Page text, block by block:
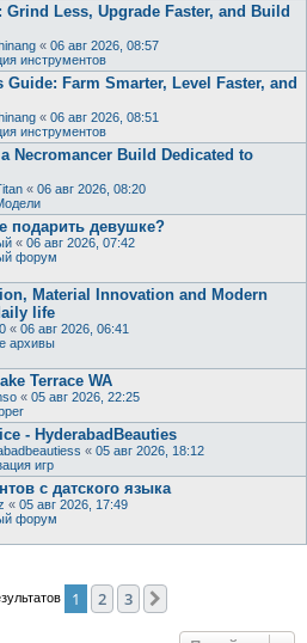
Grind Less, Upgrade Faster, and Build
« 06 авг 2026, 08:57
инструментов
Farm Smarter, Level Faster, and
« 06 авг 2026, 08:51
инструментов
Necromancer Build Dedicated to
« 06 авг 2026, 08:20
подарить девушке?
« 06 авг 2026, 07:42
форум
Material Innovation and Modern
life
« 06 авг 2026, 06:41
архивы
Terrace WA
« 05 авг 2026, 22:25
- HyderabadBeauties
« 05 авг 2026, 18:12
игр
с датского языка
« 05 авг 2026, 17:49
форум
1 2 3